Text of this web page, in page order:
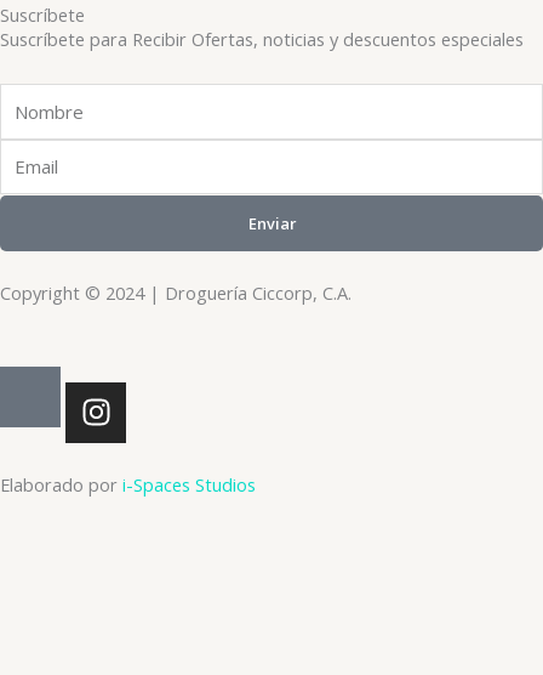
Suscríbete
Suscríbete para Recibir Ofertas, noticias y descuentos especiales
Enviar
Copyright © 2024 | Droguería Ciccorp, C.A.
I
n
s
t
a
Elaborado por i-Spaces Studios